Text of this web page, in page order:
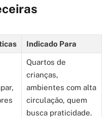
Indicado Para
Quartos de
crianças,
ambientes com alta
circulação, quem
busca praticidade.